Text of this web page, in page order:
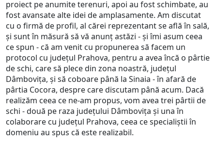
proiect pe anumite terenuri, apoi au fost schimbate, au
fost avansate alte idei de amplasamente. Am discutat
cu o firmă de profil, al cărei reprezentant se află în sală,
și sunt în măsură să vă anunț astăzi - și îmi asum ceea
ce spun - că am venit cu propunerea să facem un
protocol cu județul Prahova, pentru a avea încă o pârtie
de schi, care să plece din zona noastră, județul
Dâmbovița, și să coboare până la Sinaia - în afară de
pârtia Cocora, despre care discutam până acum. Dacă
realizăm ceea ce ne-am propus, vom avea trei pârtii de
schi - două pe raza județului Dâmbovița și una în
colaborare cu județul Prahova, ceea ce specialiștii în
domeniu au spus că este realizabil.